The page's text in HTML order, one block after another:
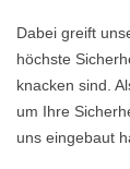
Dabei greift
höchste
knacken sind.
um Ihre
uns eingebaut